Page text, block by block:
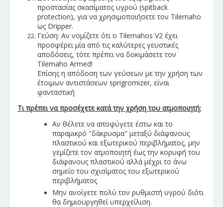
προστασίας σκασίματος υγρού (spitback
protection), για να χρησιμοποιήσετε τον Tilemaho
ως Dripper.
Γεύση: Αν νομίζετε ότι ο Tilemahos V2 έχει
προσφέρει μία από τις καλύτερες γευστικές
αποδόσεις, τότε πρέπει να δοκιμάσετε τον
Tilemaho Armed!
Επίσης η απόδοση των γεύσεων με την χρήση των
έτοιμων αντιστάσεων sprigromizer, είναι
φανταστική
Τι πρέπει να προσέχετε κατά την χρήση του ατμοποιητή:
Αν θέλετε να αποφύγετε έστω και το
παραμικρό "δάκρυσμα" μεταξύ διάφανους
πλαστικού και εξωτερικού περιβλήματος, μην
γεμίζετε τον ατμοποιητή έως την κορυφή του
διάφανους πλαστικού αλλά μέχρι το άνω
σημείο του σχισίματος του εξωτερικού
περιβλήματος
Μην ανοίγετε πολύ τον ρυθμιστή υγρού διότι
θα δημιουργηθεί υπερχείλιση.